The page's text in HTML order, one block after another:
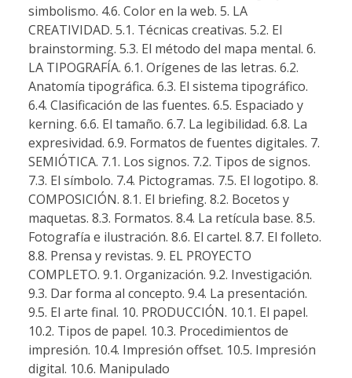
simbolismo. 4.6. Color en la web. 5. LA
CREATIVIDAD. 5.1. Técnicas creativas. 5.2. El
brainstorming. 5.3. El método del mapa mental. 6.
LA TIPOGRAFÍA. 6.1. Orígenes de las letras. 6.2.
Anatomía tipográfica. 6.3. El sistema tipográfico.
6.4. Clasificación de las fuentes. 6.5. Espaciado y
kerning. 6.6. El tamaño. 6.7. La legibilidad. 6.8. La
expresividad. 6.9. Formatos de fuentes digitales. 7.
SEMIÓTICA. 7.1. Los signos. 7.2. Tipos de signos.
7.3. El símbolo. 7.4. Pictogramas. 7.5. El logotipo. 8.
COMPOSICIÓN. 8.1. El briefing. 8.2. Bocetos y
maquetas. 8.3. Formatos. 8.4. La retícula base. 8.5.
Fotografía e ilustración. 8.6. El cartel. 8.7. El folleto.
8.8. Prensa y revistas. 9. EL PROYECTO
COMPLETO. 9.1. Organización. 9.2. Investigación.
9.3. Dar forma al concepto. 9.4. La presentación.
9.5. El arte final. 10. PRODUCCIÓN. 10.1. El papel.
10.2. Tipos de papel. 10.3. Procedimientos de
impresión. 10.4. Impresión offset. 10.5. Impresión
digital. 10.6. Manipulado